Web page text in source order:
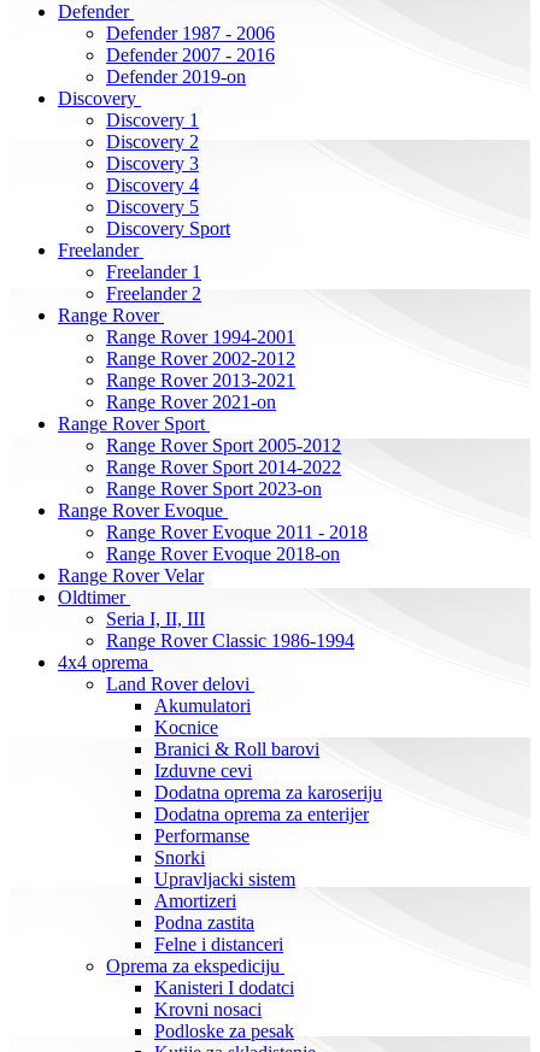
Defender
Defender 1987 - 2006
Defender 2007 - 2016
Defender 2019-on
Discovery
Discovery 1
Discovery 2
Discovery 3
Discovery 4
Discovery 5
Discovery Sport
Freelander
Freelander 1
Freelander 2
Range Rover
Range Rover 1994-2001
Range Rover 2002-2012
Range Rover 2013-2021
Range Rover 2021-on
Range Rover Sport
Range Rover Sport 2005-2012
Range Rover Sport 2014-2022
Range Rover Sport 2023-on
Range Rover Evoque
Range Rover Evoque 2011 - 2018
Range Rover Evoque 2018-on
Range Rover Velar
Oldtimer
Seria I, II, III
Range Rover Classic 1986-1994
4x4 oprema
Land Rover delovi
Akumulatori
Kocnice
Branici & Roll barovi
Izduvne cevi
Dodatna oprema za karoseriju
Dodatna oprema za enterijer
Performanse
Snorki
Upravljacki sistem
Amortizeri
Podna zastita
Felne i distanceri
Oprema za ekspediciju
Kanisteri I dodatci
Krovni nosaci
Podloske za pesak